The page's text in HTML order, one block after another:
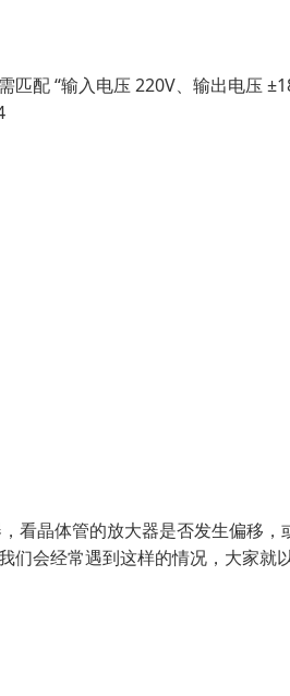
匹配 “输入电压 220V、输出电压
晶体管的放大器是否发生偏移，
会经常遇到这样的情况，大家就